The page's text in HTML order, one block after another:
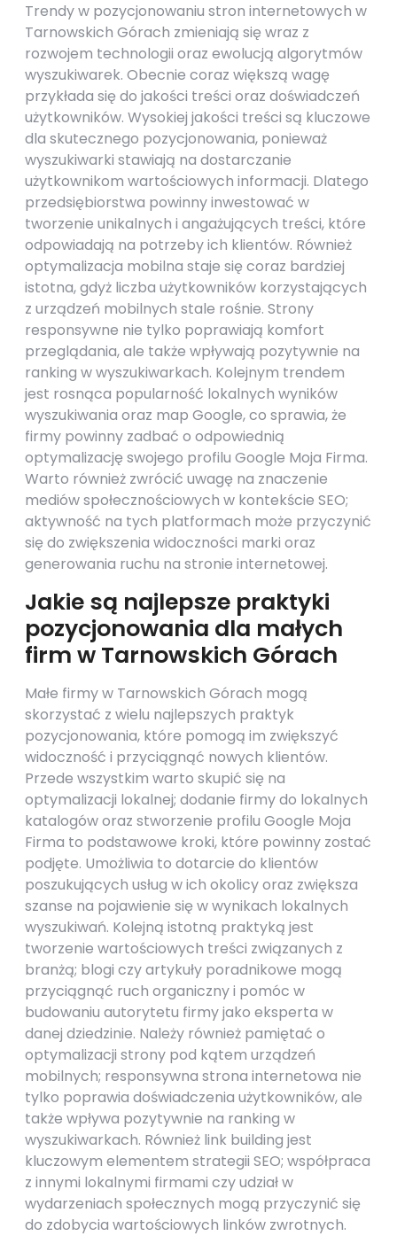
Trendy w pozycjonowaniu stron internetowych w
Tarnowskich Górach zmieniają się wraz z
rozwojem technologii oraz ewolucją algorytmów
wyszukiwarek. Obecnie coraz większą wagę
przykłada się do jakości treści oraz doświadczeń
użytkowników. Wysokiej jakości treści są kluczowe
dla skutecznego pozycjonowania, ponieważ
wyszukiwarki stawiają na dostarczanie
użytkownikom wartościowych informacji. Dlatego
przedsiębiorstwa powinny inwestować w
tworzenie unikalnych i angażujących treści, które
odpowiadają na potrzeby ich klientów. Również
optymalizacja mobilna staje się coraz bardziej
istotna, gdyż liczba użytkowników korzystających
z urządzeń mobilnych stale rośnie. Strony
responsywne nie tylko poprawiają komfort
przeglądania, ale także wpływają pozytywnie na
ranking w wyszukiwarkach. Kolejnym trendem
jest rosnąca popularność lokalnych wyników
wyszukiwania oraz map Google, co sprawia, że
firmy powinny zadbać o odpowiednią
optymalizację swojego profilu Google Moja Firma.
Warto również zwrócić uwagę na znaczenie
mediów społecznościowych w kontekście SEO;
aktywność na tych platformach może przyczynić
się do zwiększenia widoczności marki oraz
generowania ruchu na stronie internetowej.
Jakie są najlepsze praktyki
pozycjonowania dla małych
firm w Tarnowskich Górach
Małe firmy w Tarnowskich Górach mogą
skorzystać z wielu najlepszych praktyk
pozycjonowania, które pomogą im zwiększyć
widoczność i przyciągnąć nowych klientów.
Przede wszystkim warto skupić się na
optymalizacji lokalnej; dodanie firmy do lokalnych
katalogów oraz stworzenie profilu Google Moja
Firma to podstawowe kroki, które powinny zostać
podjęte. Umożliwia to dotarcie do klientów
poszukujących usług w ich okolicy oraz zwiększa
szanse na pojawienie się w wynikach lokalnych
wyszukiwań. Kolejną istotną praktyką jest
tworzenie wartościowych treści związanych z
branżą; blogi czy artykuły poradnikowe mogą
przyciągnąć ruch organiczny i pomóc w
budowaniu autorytetu firmy jako eksperta w
danej dziedzinie. Należy również pamiętać o
optymalizacji strony pod kątem urządzeń
mobilnych; responsywna strona internetowa nie
tylko poprawia doświadczenia użytkowników, ale
także wpływa pozytywnie na ranking w
wyszukiwarkach. Również link building jest
kluczowym elementem strategii SEO; współpraca
z innymi lokalnymi firmami czy udział w
wydarzeniach społecznych mogą przyczynić się
do zdobycia wartościowych linków zwrotnych.